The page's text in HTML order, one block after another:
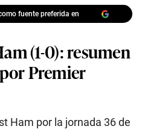
fuente preferida en
(1-0): resumen
Premier
Ham por la jornada 36 de